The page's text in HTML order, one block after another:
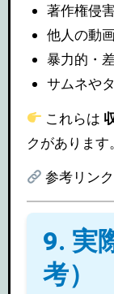
著作権侵
他人の動
暴力的・
サムネや
これらは
クがあります。
参考リンク
9. 実
考）